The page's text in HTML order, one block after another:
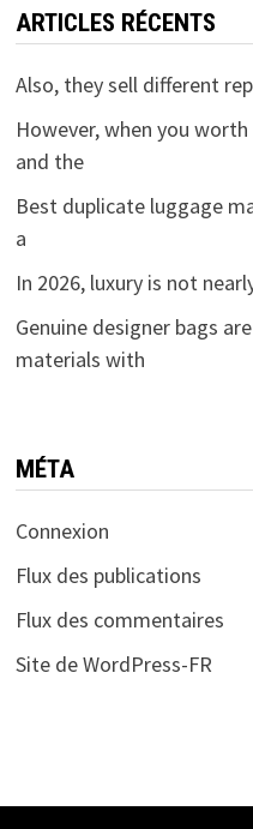
ARTICLES RÉCENTS
Also, they sell different
However, when you
and the
Best duplicate luggage
a
In 2026, luxury is not
Genuine designer bags
materials with
MÉTA
Connexion
Flux des publications
Flux des commentaires
Site de WordPress-FR